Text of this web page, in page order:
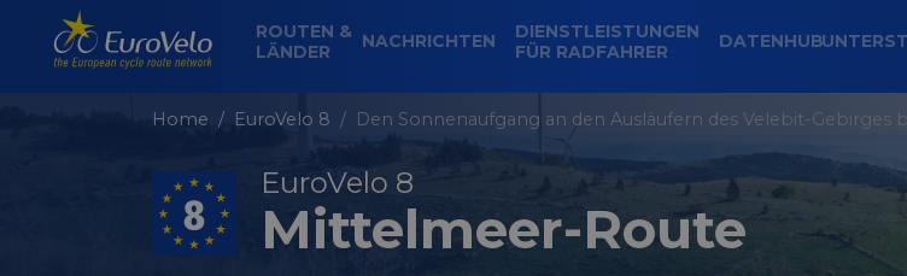
ROUTEN &
LÄNDER
NACHRICHTEN
DIENSTLEISTUNGEN
FÜR RADFAHRER
DATENHUB
Home EuroVelo 8 Den Sonnenaufgang an den Ausläufern des Velebit-Gebirges
EuroVelo 8
Mittelmeer-Route